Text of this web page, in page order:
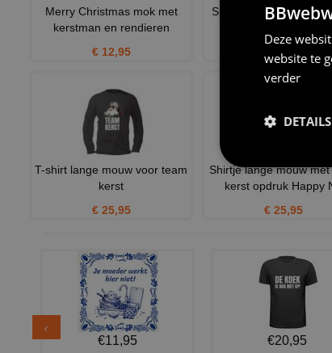
Merry Christmas mok met
kerstman en rendieren
€ 12,95
Shirtje vintage opdruk
€ 23,95
T-shirt lange mouw voor team
kerst
€ 25,95
Shirtje lange mouw
kerst opdruk Happy
€ 25,95
€11,95
€20,95
Deze
website te
verder